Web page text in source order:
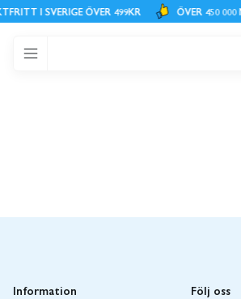
I SVERIGE ÖVER 499KR ÖVER 450 000
måndag - Fredag - 10.00-
Information Följ oss